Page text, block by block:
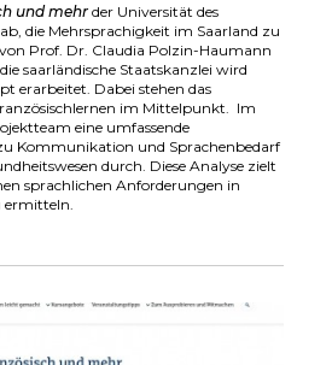
und mehrder Universität des
die Mehrsprachigkeit im Saarland zu
Prof. Dr. Claudia Polzin-Haumann
saarländische Staatskanzlei wird
erarbeitet. Dabei stehen das
im Mittelpunkt. Im
eine umfassende
Kommunikation und Sprachenbedarf
durch. Diese Analyse zielt
sprachlichen Anforderungen in
ermitteln.